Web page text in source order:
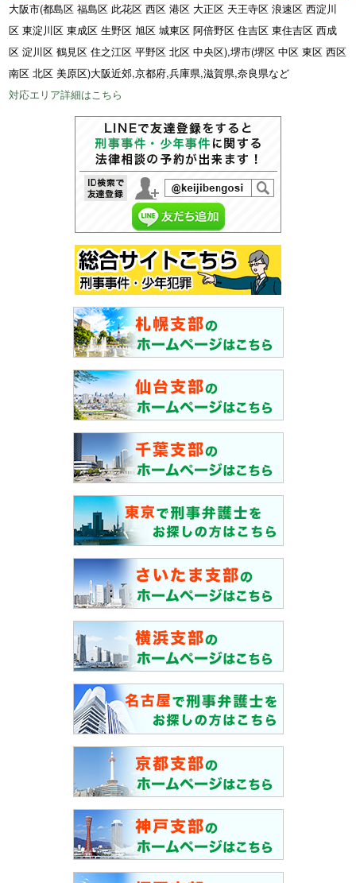
大阪市(都島区 福島区 此花区 西区 港区 大正区 天王寺区 浪速区 西淀川
区 東淀川区 東成区 生野区 旭区 城東区 阿倍野区 住吉区 東住吉区 西成
区 淀川区 鶴見区 住之江区 平野区 北区 中央区),堺市(堺区 中区 東区 西区
南区 北区 美原区)大阪近郊,京都府,兵庫県,滋賀県,奈良県など
対応エリア詳細はこちら